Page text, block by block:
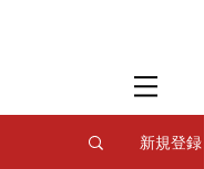
フードスタイリング
新規登録